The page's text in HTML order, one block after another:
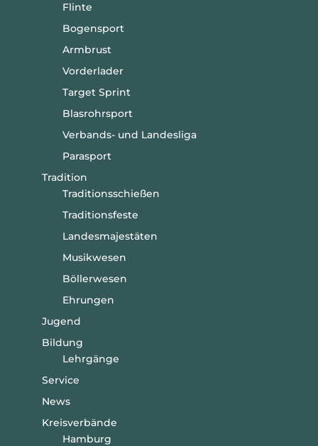
Flinte
Bogensport
Armbrust
Vorderlader
Target Sprint
Blasrohrsport
Verbands- und Landesliga
Parasport
Tradition
Traditionsschießen
Traditionsfeste
Landesmajestäten
Musikwesen
Böllerwesen
Ehrungen
Jugend
Bildung
Lehrgänge
Service
News
Kreisverbände
Hamburg